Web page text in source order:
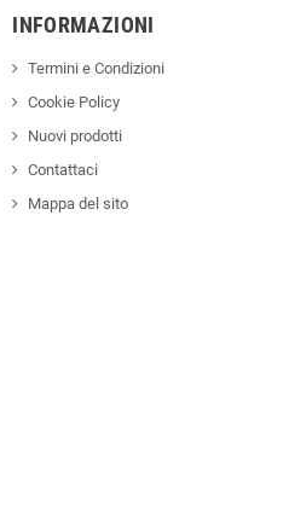
INFORMAZIONI
Termini e Condizioni
Cookie Policy
Nuovi prodotti
Contattaci
Mappa del sito